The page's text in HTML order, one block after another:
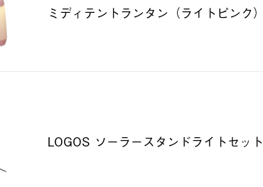
ミディテントランタン（ライトピンク）
LOGOS ソーラースタンドライトセット